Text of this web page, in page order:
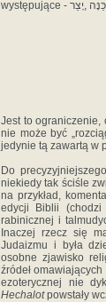
Jest to ograniczenie,
nie może być
jedynie tą zawartą w
Do
niekiedy tak ściśle
na przykład,
edycji Biblii
rabinicznej i
Inaczej rzecz się
Judaizmu i była
osobne zjawisko
źródeł
ezoterycznej nie
Hechalotpowstały